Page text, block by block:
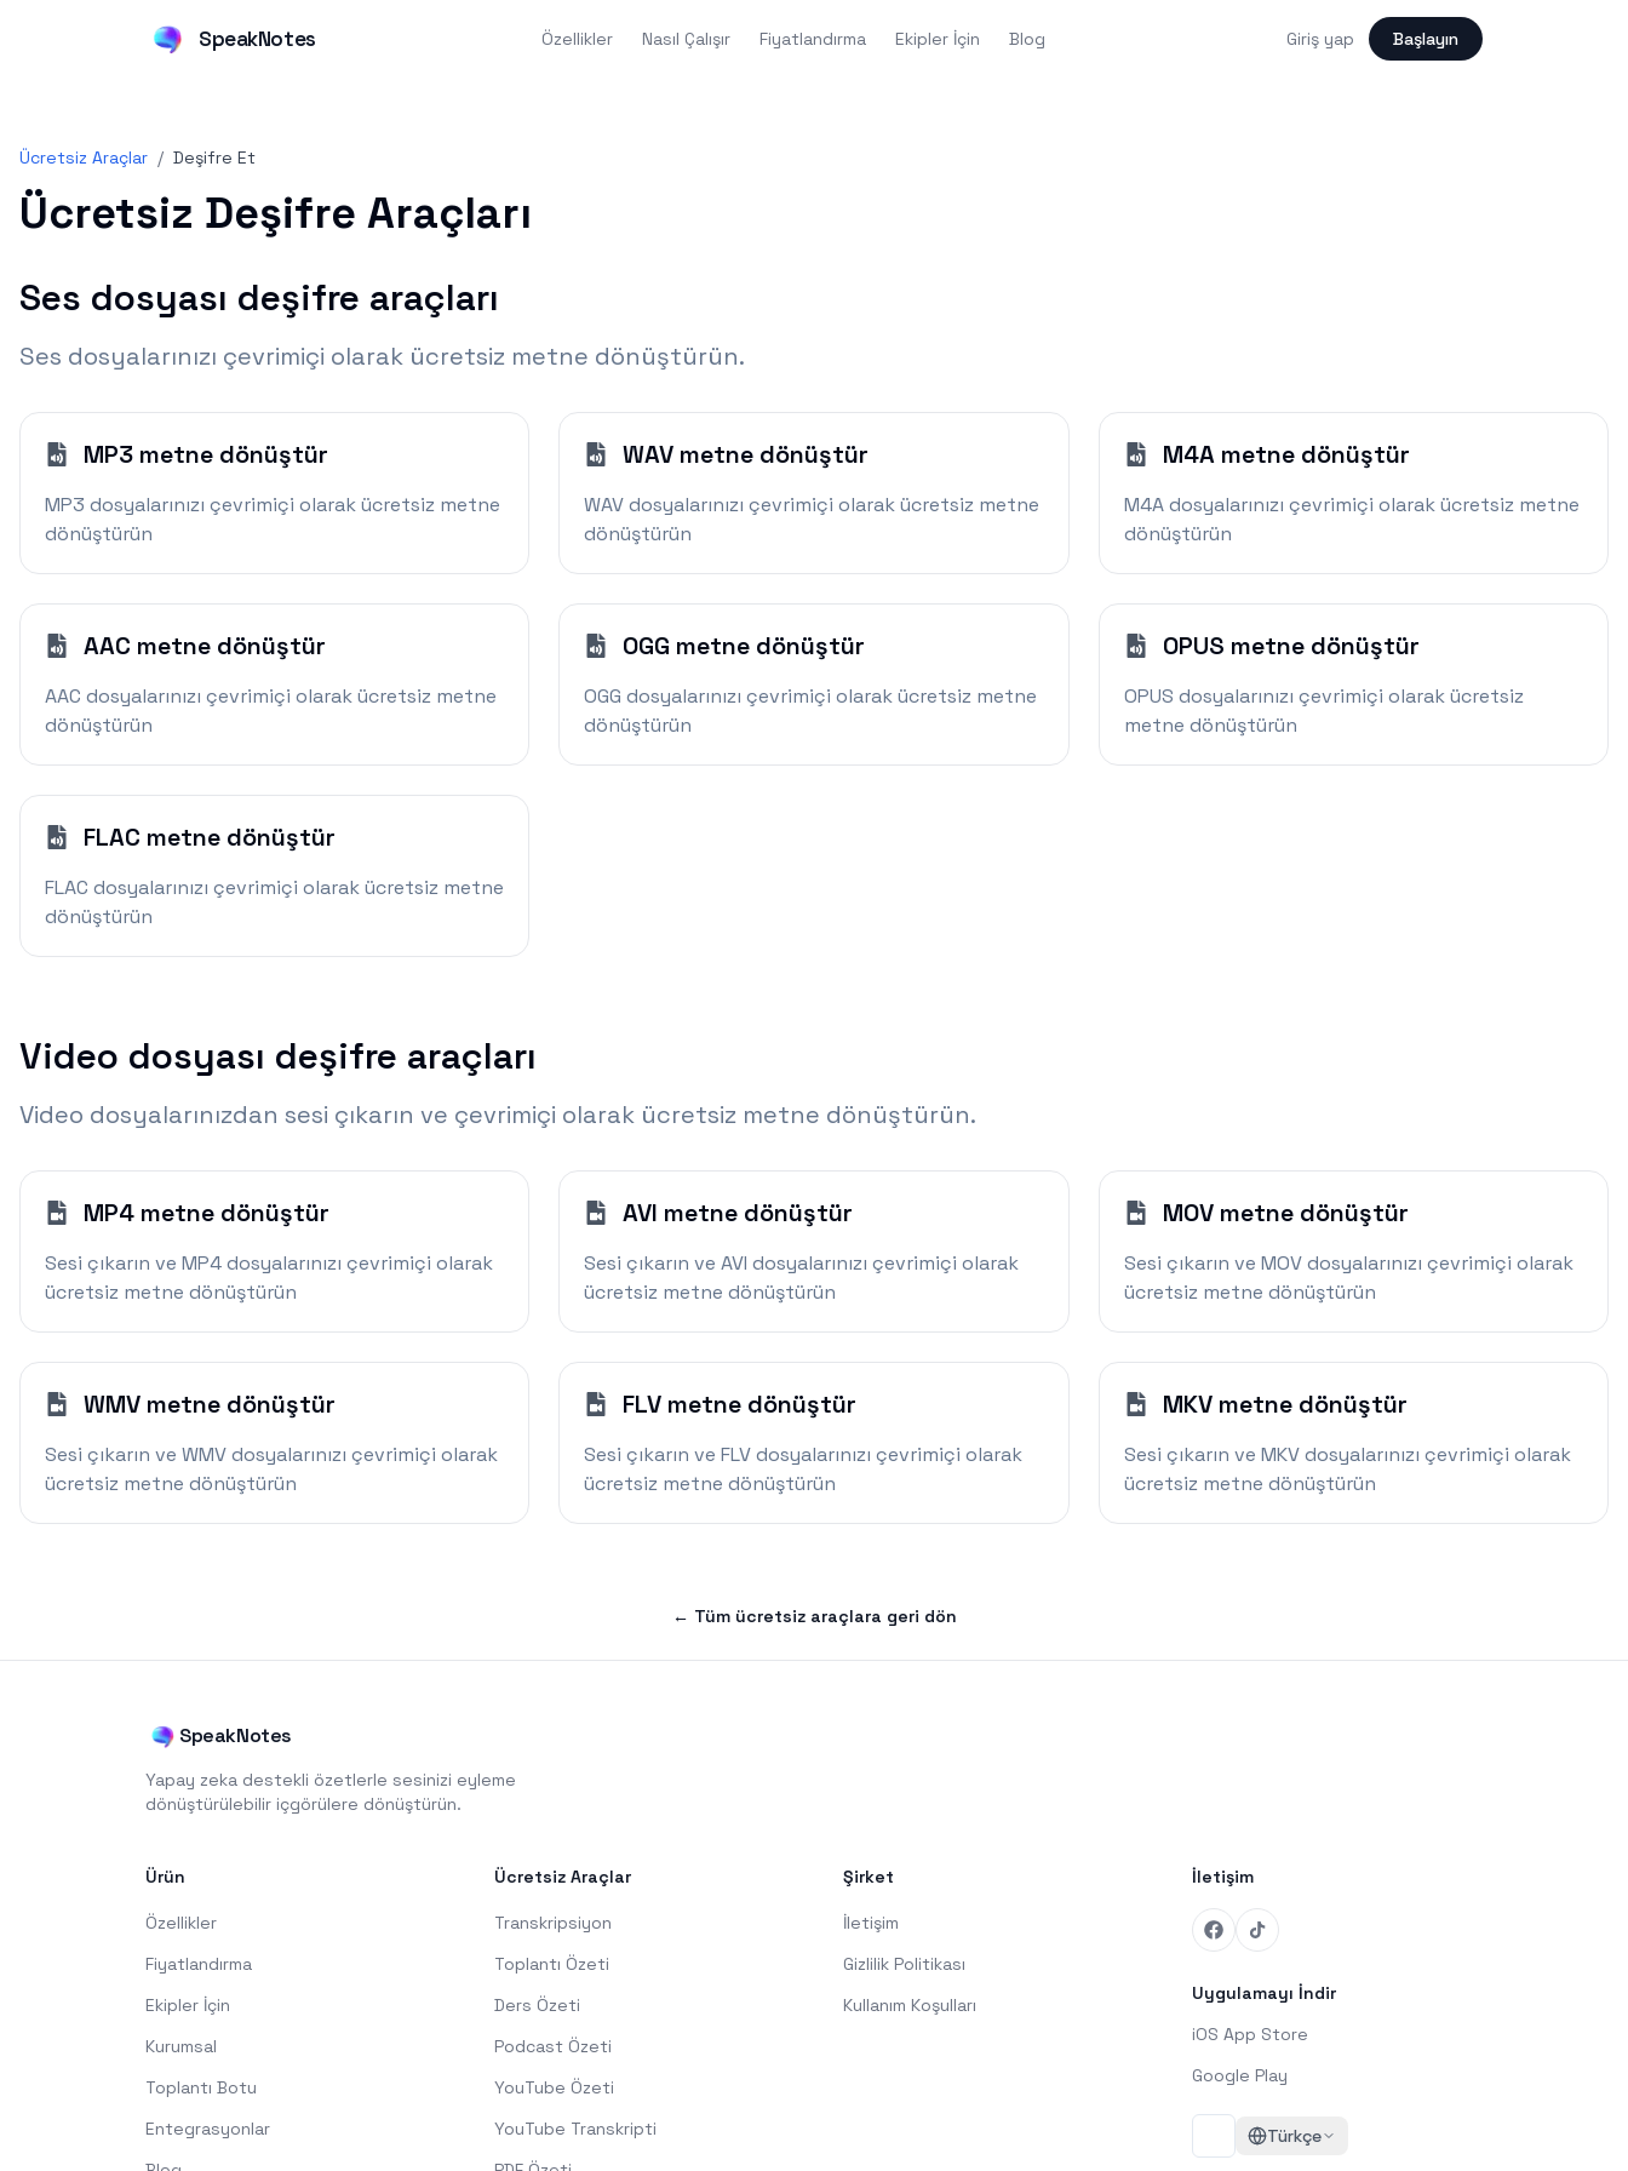
SpeakNotes Özellikler Nasıl Çalışır Fiyatlandırma Ekipler İçin Blog Giriş yap Başlayın
Ücretsiz Araçlar / Deşifre Et
Ücretsiz Deşifre Araçları
Ses dosyası deşifre araçları
Ses dosyalarınızı çevrimiçi olarak ücretsiz metne dönüştürün.
MP3 metne dönüştür
MP3 dosyalarınızı çevrimiçi olarak ücretsiz metne
dönüştürün
WAV metne dönüştür
WAV dosyalarınızı çevrimiçi olarak ücretsiz metne
dönüştürün
M4A metne dönüştür
M4A dosyalarınızı çevrimiçi olarak ücretsiz metne
dönüştürün
AAC metne dönüştür
AAC dosyalarınızı çevrimiçi olarak ücretsiz metne
dönüştürün
OGG metne dönüştür
OGG dosyalarınızı çevrimiçi olarak ücretsiz metne
dönüştürün
OPUS metne dönüştür
OPUS dosyalarınızı çevrimiçi olarak ücretsiz
metne dönüştürün
FLAC metne dönüştür
FLAC dosyalarınızı çevrimiçi olarak ücretsiz metne
dönüştürün
Video dosyası deşifre araçları
Video dosyalarınızdan sesi çıkarın ve çevrimiçi olarak ücretsiz metne dönüştürün.
MP4 metne dönüştür
Sesi çıkarın ve MP4 dosyalarınızı çevrimiçi olarak
ücretsiz metne dönüştürün
AVI metne dönüştür
Sesi çıkarın ve AVI dosyalarınızı çevrimiçi olarak
ücretsiz metne dönüştürün
MOV metne dönüştür
Sesi çıkarın ve MOV dosyalarınızı çevrimiçi olarak
ücretsiz metne dönüştürün
WMV metne dönüştür
Sesi çıkarın ve WMV dosyalarınızı çevrimiçi olarak
ücretsiz metne dönüştürün
FLV metne dönüştür
Sesi çıkarın ve FLV dosyalarınızı çevrimiçi olarak
ücretsiz metne dönüştürün
MKV metne dönüştür
Sesi çıkarın ve MKV dosyalarınızı çevrimiçi olarak
ücretsiz metne dönüştürün
← Tüm ücretsiz araçlara geri dön
SpeakNotes
Yapay zeka destekli özetlerle sesinizi eyleme
dönüştürülebilir içgörülere dönüştürün.
Ürün
Özellikler
Fiyatlandırma
Ekipler İçin
Kurumsal
Toplantı Botu
Entegrasyonlar
Ücretsiz Araçlar
Transkripsiyon
Toplantı Özeti
Ders Özeti
Podcast Özeti
YouTube Özeti
YouTube Transkripti
Şirket
İletişim
Gizlilik Politikası
Kullanım Koşulları
İletişim
Uygulamayı İndir
iOS App Store
Google Play
Türkçe